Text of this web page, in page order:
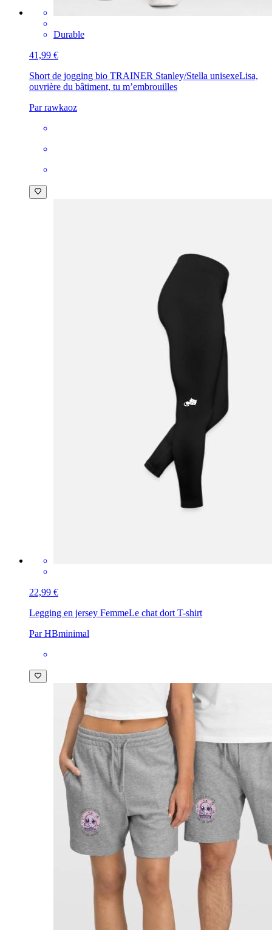
Durable
41,99 €
Short de jogging bio TRAINER Stanley/Stella unisexeLisa,
ouvrière du bâtiment, tu m’embrouilles
Par rawkaoz
22,99 €
Legging en jersey FemmeLe chat dort T-shirt
Par HBminimal